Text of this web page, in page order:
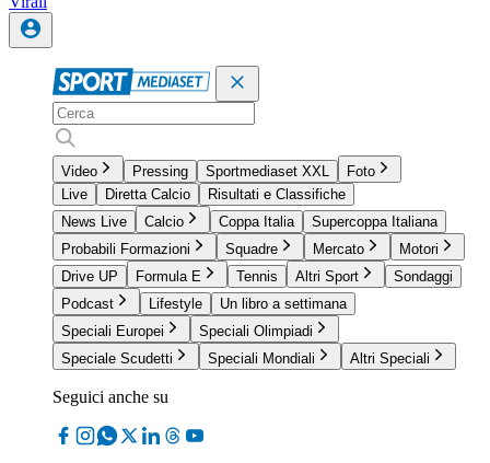
Video Pressing Sportmediaset XXL
Foto
Live
Diretta Calcio
Risultati e Classifiche
News Live
Calcio Coppa Italia
Supercoppa Italiana
Probabili Formazioni
Squadre Mercato
Motori
Drive UP
Formula E Tennis Altri Sport
Sondaggi
Podcast
Lifestyle
Un libro a settimana
Speciali Europei
Speciali Olimpiadi
Speciale Scudetti
Speciali Mondiali Altri Speciali
Seguici anche su